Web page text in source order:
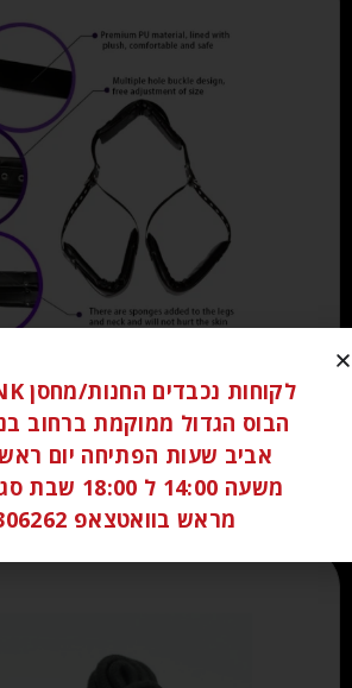
150.00
הוספה לסל
אביב שעות הפתיחה יום
משעה 14:00 ל
מראש בוואטצאפ 058-6306262